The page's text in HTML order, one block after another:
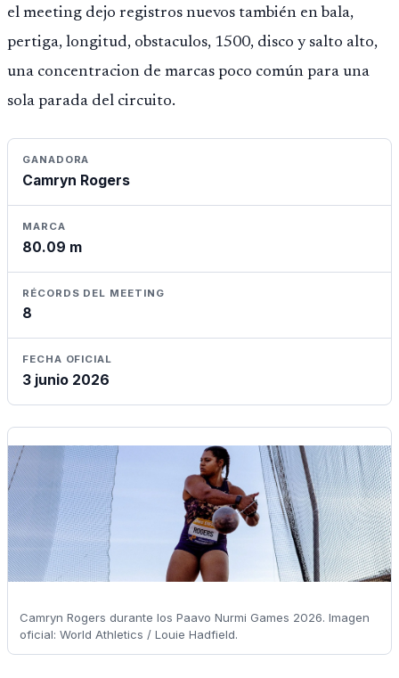
el meeting dejo registros nuevos también en bala,
pertiga, longitud, obstaculos, 1500, disco y salto alto,
una concentracion de marcas poco común para una
sola parada del circuito.
GANADORA
Camryn Rogers
MARCA
80.09 m
RÉCORDS DEL MEETING
8
FECHA OFICIAL
3 junio 2026
Camryn Rogers durante los Paavo Nurmi Games 2026. Imagen
oficial: World Athletics / Louie Hadfield.